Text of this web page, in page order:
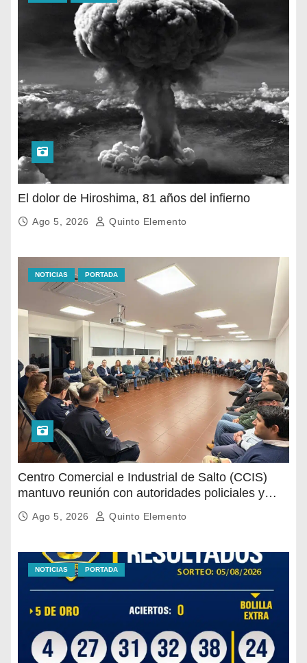
El dolor de Hiroshima, 81 años del infierno
Ago 5, 2026 Quinto Elemento
NOTICIAS PORTADA
Centro Comercial e Industrial de Salto (CCIS)
mantuvo reunión con autoridades policiales y
departamentales para abordar la situación de
seguridad en distintas zonas comerciales de la
Ago 5, 2026 Quinto Elemento
NOTICIAS PORTADA